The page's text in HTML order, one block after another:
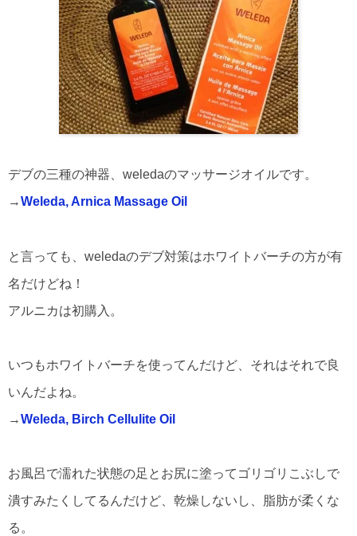
デブの三種の神器、weledaのマッサージオイルです。
→Weleda, Arnica Massage Oil
と言っても、weledaのデブ対策はホワイトバーチの方が有
名だけどね！
アルニカは初購入。
いつもホワイトバーチを使ってんだけど、それはそれで良
いんだよね。
→Weleda, Birch Cellulite Oil
お風呂で濡れた状態の足とお尻に塗ってゴリゴリこぶしで
潰すみたくしてるんだけど、乾燥しないし、脂肪が柔くな
る。